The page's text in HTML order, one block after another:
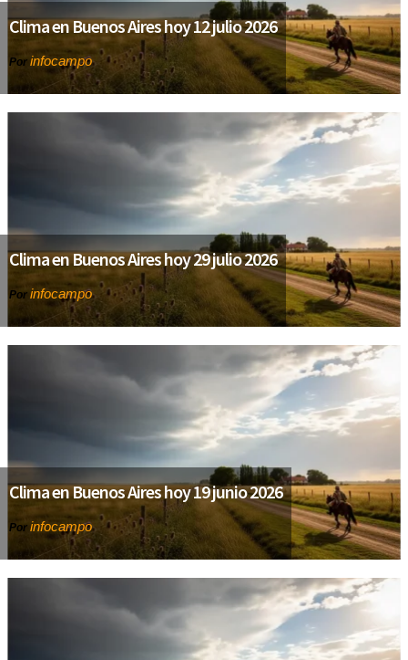
Clima en Buenos Aires hoy 12 julio 2026
Por infocampo
Clima en Buenos Aires hoy 29 julio 2026
Por infocampo
Clima en Buenos Aires hoy 19 junio 2026
Por infocampo